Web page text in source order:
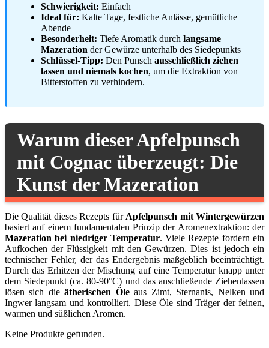
Schwierigkeit: Einfach
Ideal für: Kalte Tage, festliche Anlässe, gemütliche
Abende
Besonderheit: Tiefe Aromatik durch langsame
Mazeration der Gewürze unterhalb des Siedepunkts
Schlüssel-Tipp: Den Punsch ausschließlich ziehen
lassen und niemals kochen, um die Extraktion von
Bitterstoffen zu verhindern.
Warum dieser Apfelpunsch
mit Cognac überzeugt: Die
Kunst der Mazeration
Die Qualität dieses Rezepts für Apfelpunsch mit Wintergewürzen
basiert auf einem fundamentalen Prinzip der Aromenextraktion: der
Mazeration bei niedriger Temperatur. Viele Rezepte fordern ein
Aufkochen der Flüssigkeit mit den Gewürzen. Dies ist jedoch ein
technischer Fehler, der das Endergebnis maßgeblich beeinträchtigt.
Durch das Erhitzen der Mischung auf eine Temperatur knapp unter
dem Siedepunkt (ca. 80-90°C) und das anschließende Ziehenlassen
lösen sich dieätherischen Öleaus Zimt, Sternanis, Nelken und
Ingwer langsam und kontrolliert. Diese Öle sind Träger der feinen,
warmen und süßlichen Aromen.
Keine Produkte gefunden.